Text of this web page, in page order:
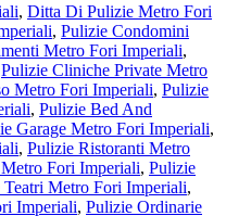
, Ditta Di Pulizie Metro Fori
, Pulizie Condomini
Metro Fori Imperiali,
Pulizie Cliniche Private Metro
Metro Fori Imperiali, Pulizie
, Pulizie Bed And
Garage Metro Fori Imperiali,
, Pulizie Ristoranti Metro
Fori Imperiali, Pulizie
Teatri Metro Fori Imperiali,
Imperiali, Pulizie Ordinarie